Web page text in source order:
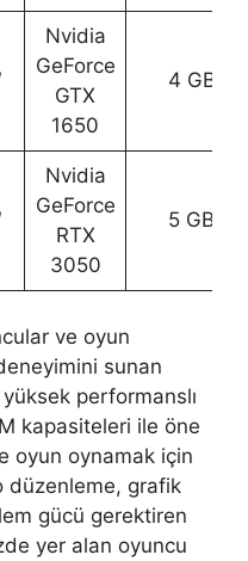
Nvidia
GeForce
GTX
1650
4 GB
Nvidia
GeForce
RTX
3050
5 GB
ve oyun
sunan
performanslı
kapasiteleri ile öne
oyun oynamak için
düzenleme, grafik
gücü gerektiren
yer alan oyuncu